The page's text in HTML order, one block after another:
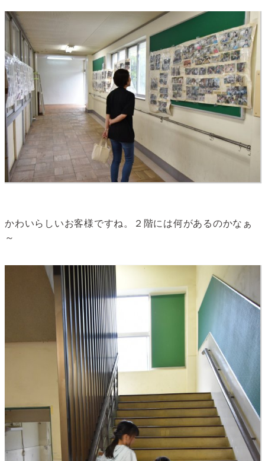
かわいらしいお客様ですね。２階には何があるのかなぁ
～